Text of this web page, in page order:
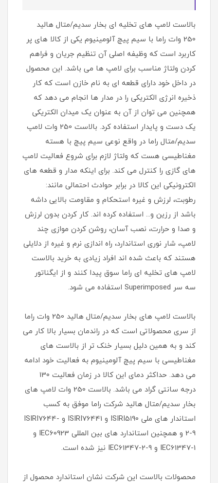
بالاست لامپ های تخلیه ای بخار سدیم/متال هالید
250 وات راما با سیم پیچ آلومینیوم یکی از کالا های پر
کاربرد است که وظیفه اصلی آن تنظیم جریان و فراهم
کردن ولتاژ مناسب برای لامپ ها می باشد. این محصول
در داخل خود دارای قطعه ای به نام خازن است که کار
ذخیره انرژی الکتریکی را در مدار ها انجام می دهد که
همچنین می توان از آن به عنوان یک میدان الکتریکی
یک دست و پایدار استفاده کرد. بالاست 250 وات لامپ
سدیم/متال راما در واقع نوعی سیم پیچ با هسته
مغناطیسی هست که ولتاژ لازم برای شروع فعالیت لامپ
های گازی را کنترل می کند. برای اینکه مدار و قطعه های
الکترونیکی این کالا در برابر حوادث احتمالی مانند:
رطوبت، لرزش و غیره استحکام و مقاومت بالایی داشه
باشد از رزین و... استفاده کرده اند. کار کردن بدون لرزش
و صدا و حرارت، نصب آسان، روشن کردن موازی چند
لامپ، شار نوری استاندارد، راه اندازی نرم و غیره از دلایلی
هستند که باعث شده اند افراد زیادی به خرید بالاست
لامپ های تخلیه ای راما سوق پیدا کنند و از ایگناتور
سه سر Superimposed استفاده می شود.
بالاست لامپ های بخار سدیم/متال هالید 250 وات راما
از سری محصولاتی است که در راندمان بسیار بالا کار می
کند و به همین دلیل بسیار خنک تر از بالاست های
مغناطیسی با سیم پیچ آلومینیوم به فعالیت خود ادامه
می دهد. حداکثر دمای این کالا در زمان فعالیت 130
درجه سانتی گراد می باشد. بالاست 250 وات لامپ های
بخار سدیم/متال هالید شرکت راما موفق به کسب
استاندار های ملی ISIRI5190 و ISIRI76441 و ISIRI7644-
2-9 و همچنین استاندارد های بین المللی IEC60923 و
IEC61347-1 و IEC61347-2-9 نیز شده است.
محصولات بالاست اين شركت نشان استاندارد محصول از